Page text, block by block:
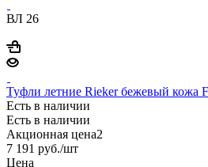
ВЛ 26
Туфли летние Rieker бежевый кожа
Есть в наличии
Есть в наличии
Акционная цена2
7 191 руб./шт
Цена